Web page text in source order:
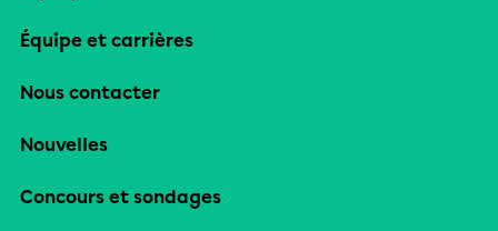
Équipe et carrières
Nous contacter
Nouvelles
Concours et sondages